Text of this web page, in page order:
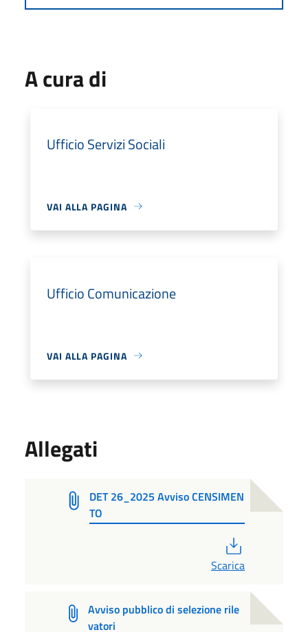
A cura di
Ufficio Servizi Sociali
VAI ALLA PAGINA
Ufficio Comunicazione
VAI ALLA PAGINA
Allegati
DET 26_2025 Avviso CENSIMEN
TO
Scarica
Avviso pubblico di selezione rile
vatori